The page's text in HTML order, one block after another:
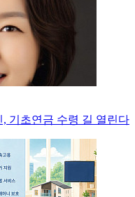
기초연금 수령 길 열린다